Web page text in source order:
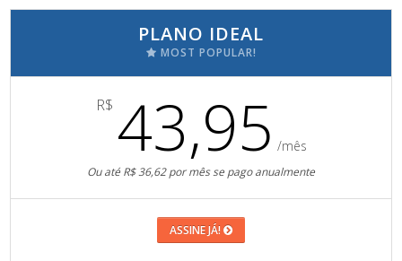
PLANO IDEAL
MOST POPULAR!
R$ 43,95 /mês
Ou até R$ 36,62 por mês se pago anualmente
ASSINE JÁ!